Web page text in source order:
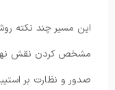
این مسیر چند نکته
مشخص کردن نقش
صدور و نظارت بر